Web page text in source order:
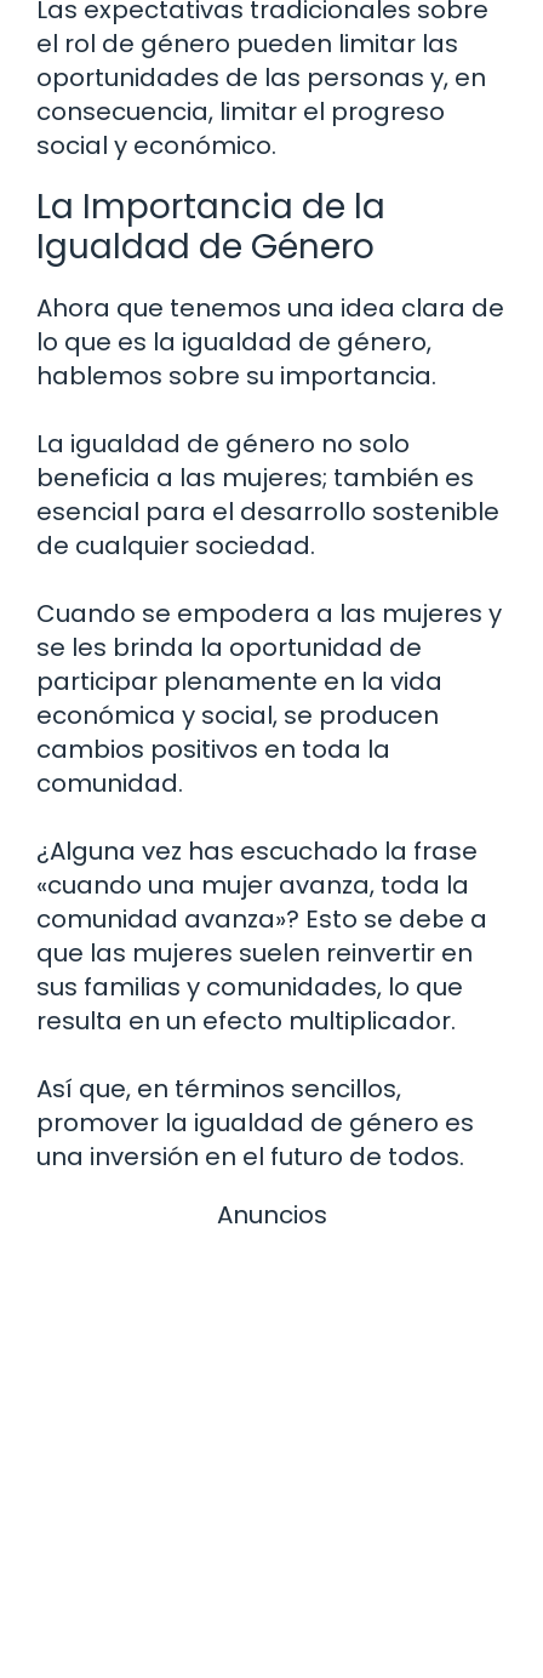
Las expectativas tradicionales sobre
el rol de género pueden limitar las
oportunidades de las personas y, en
consecuencia, limitar el progreso
social y económico.
La Importancia de la
Igualdad de Género
Ahora que tenemos una idea clara de
lo que es la igualdad de género,
hablemos sobre su importancia.
La igualdad de género no solo
beneficia a las mujeres; también es
esencial para el desarrollo sostenible
de cualquier sociedad.
Cuando se empodera a las mujeres y
se les brinda la oportunidad de
participar plenamente en la vida
económica y social, se producen
cambios positivos en toda la
comunidad.
¿Alguna vez has escuchado la frase
«cuando una mujer avanza, toda la
comunidad avanza»? Esto se debe a
que las mujeres suelen reinvertir en
sus familias y comunidades, lo que
resulta en un efecto multiplicador.
Así que, en términos sencillos,
promover la igualdad de género es
una inversión en el futuro de todos.
Anuncios